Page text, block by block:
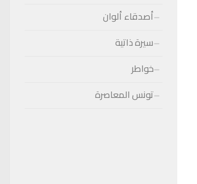
أصدقاء ألوان
سيرة ذاتية
خواطر
تونس المعاصرة